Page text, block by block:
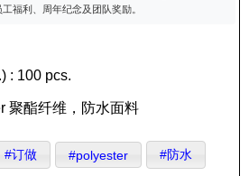
福利、周年纪念及团队奖励。
: 100 pcs.
聚酯纤维，防水面料
#订做 #polyester #防水